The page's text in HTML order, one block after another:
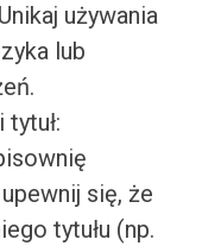
używania
lub
się, że
tytułu (np.